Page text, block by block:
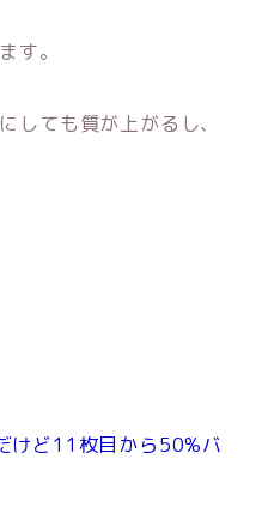
す。
しても質が上がるし、
ど11枚目から50%バ